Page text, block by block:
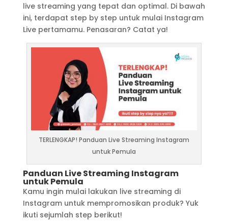
live streaming yang tepat dan optimal. Di bawah
ini, terdapat step by step untuk mulai Instagram
Live pertamamu. Penasaran? Catat ya!
TERLENGKAP! Panduan Live Streaming Instagram
untuk Pemula
Panduan Live Streaming Instagram
untuk Pemula
Kamu ingin mulai lakukan live streaming di
Instagram untuk mempromosikan produk? Yuk
ikuti sejumlah step berikut!